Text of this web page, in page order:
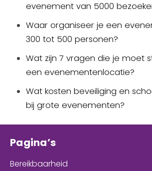
evenement van 5000
Waar organiseer je een
300 tot 500 personen?
Wat zijn 7 vragen die je moet
een evenementenlocatie?
Wat kosten beveiliging en
bij grote evenementen?
Pagina’s
Bereikbaarheid